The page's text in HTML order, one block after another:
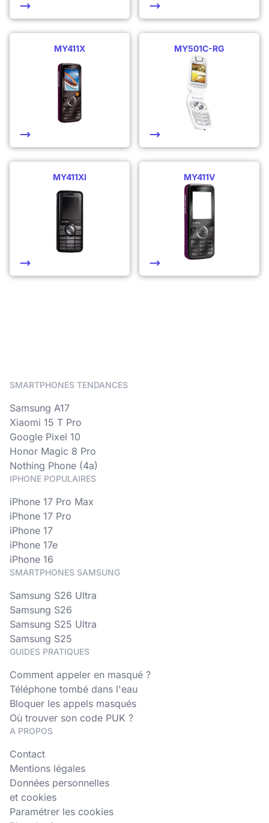
MY411X MY501C-RG
MY411XI MY411V
SMARTPHONES TENDANCES
Samsung A17
Xiaomi 15 T Pro
Google Pixel 10
Honor Magic 8 Pro
Nothing Phone (4a)
IPHONE POPULAIRES
iPhone 17 Pro Max
iPhone 17 Pro
iPhone 17
iPhone 17e
iPhone 16
SMARTPHONES SAMSUNG
Samsung S26 Ultra
Samsung S26
Samsung S25 Ultra
Samsung S25
GUIDES PRATIQUES
Comment appeler en masqué ?
Téléphone tombé dans l'eau
Bloquer les appels masqués
Où trouver son code PUK ?
A PROPOS
Contact
Mentions légales
Données personnelles
et cookies
Paramétrer les cookies